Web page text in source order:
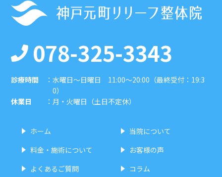
078-325-3343
診療時間 ：水曜日〜日曜日 11:00〜20:00（最終受付：19:3
0）
休業日
： 月・火曜日（土日不定休）
ホーム
当院について
料金・施術について
お客様の声
よくあるご質問
コラム